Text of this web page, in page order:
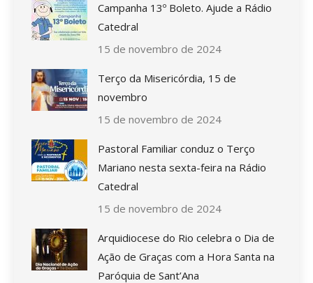
Campanha 13º Boleto. Ajude a Rádio
Catedral
15 de novembro de 2024
Terço da Misericórdia, 15 de
novembro
15 de novembro de 2024
Pastoral Familiar conduz o Terço
Mariano nesta sexta-feira na Rádio
Catedral
15 de novembro de 2024
Arquidiocese do Rio celebra o Dia de
Ação de Graças com a Hora Santa na
Paróquia de Sant’Ana